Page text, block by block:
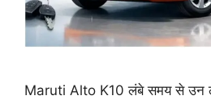
Maruti Alto K10 लंबे समय से उन